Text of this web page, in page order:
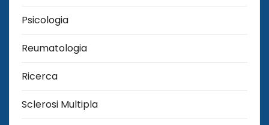
Psicologia
Reumatologia
Ricerca
Sclerosi Multipla